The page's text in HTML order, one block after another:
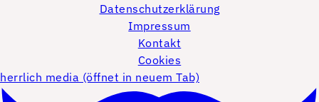
Datenschutzerklärung
Impressum
Kontakt
Cookies
herrlich media (öffnet in neuem Tab)